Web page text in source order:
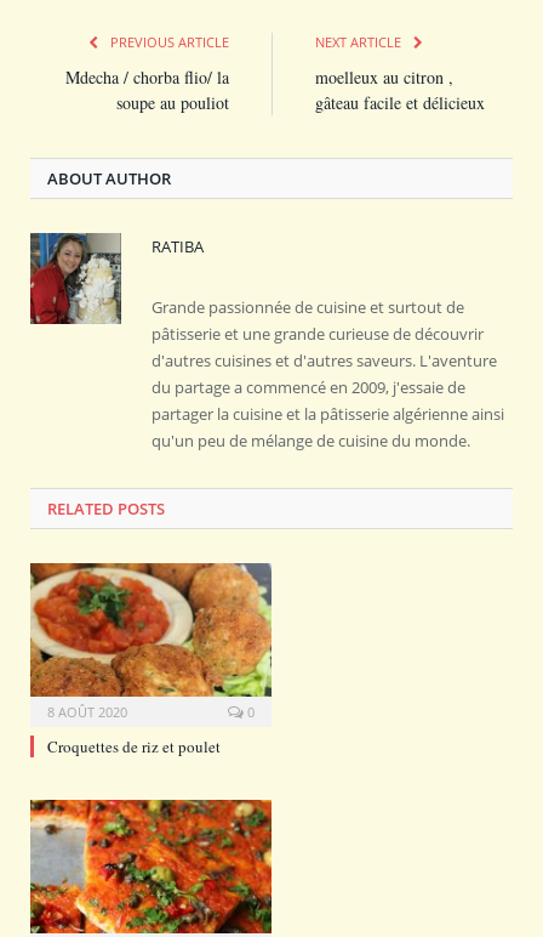
PREVIOUS ARTICLE
Mdecha / chorba flio/ la
soupe au pouliot
NEXT ARTICLE
moelleux au citron ,
gâteau facile et délicieux
ABOUT AUTHOR
RATIBA
Grande passionnée de cuisine et surtout de
pâtisserie et une grande curieuse de découvrir
d'autres cuisines et d'autres saveurs. L'aventure
du partage a commencé en 2009, j'essaie de
partager la cuisine et la pâtisserie algérienne ainsi
qu'un peu de mélange de cuisine du monde.
RELATED POSTS
8 AOÛT 2020 0
Croquettes de riz et poulet